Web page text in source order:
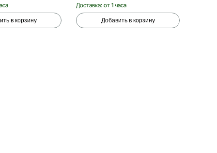
в корзину
Доставка: от 1 часа
Добавить в корзину